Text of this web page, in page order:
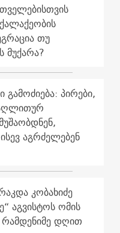
თუ
მუქარა?
პირები,
აგრძელებენ
კობახიძე
აგვისტოს ომის
დღით